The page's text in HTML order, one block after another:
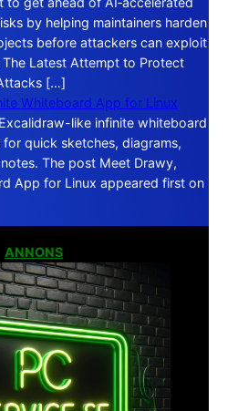
by helping maintainers harden
before attackers can exploit
Latest Attempt to Protect
[…]
Whiteboard App for Linux
like infinite whiteboard
quick sketches, diagrams,
The post Meet Drawy,
App for Linux appeared first on
ANNONS